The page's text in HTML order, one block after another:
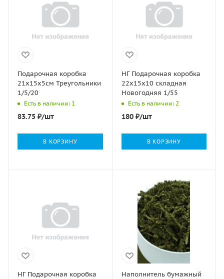
Подарочная коробка
21х15х5см Треугольники
1/5/20
Есть в наличии: 1
83.75 ₽/шт
В КОРЗИНУ
НГ Подарочная коробка
22х15х10 складная
Новогодняя 1/55
Есть в наличии: 2
180₽/шт
В КОРЗИНУ
НГ Подарочная коробка
Наполнитель бумажный